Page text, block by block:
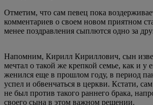
Отметим, что сам певец пока
комментариев о своем новом приятном
менее поздравления сыплются одно за
Напомним, Кирилл Кириллович, сын
мечтал о такой же крепкой семье, как и у
женился еще в прошлом году, в период
успел и обвенчаться в церкви. Кстати,
не был против такого раннего брака,
своего сына в этом важном решении.